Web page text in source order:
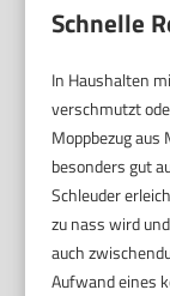
Schnelle
In Haushalten
verschmutzt
Moppbezug aus
besonders gut
Schleuder
zu nass wird
auch
Aufwand eines